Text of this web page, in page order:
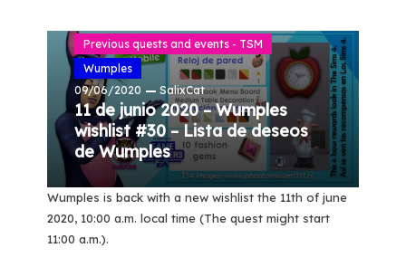
Previous quests and events - TSM
Wumples
09/06/2020
SalixCat
11 de junio 2020 – Wumples
wishlist #30 – Lista de deseos
de Wumples
Wumples is back with a new wishlist the 11th of june
2020, 10:00 a.m. local time (The quest might start
11:00 a.m.).